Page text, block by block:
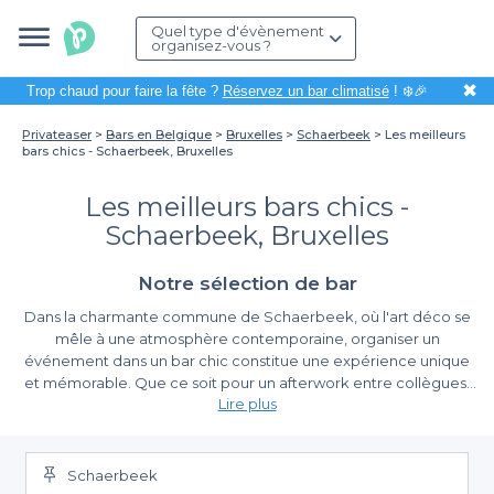
Quel type d'évènement
organisez-vous ?
Trop chaud pour faire la fête ? Réservez un bar climatisé! ❄️🎉 ✖
Privateaser Bars en Belgique Bruxelles Schaerbeek
Les meilleurs
bars chics - Schaerbeek, Bruxelles
Les meilleurs bars chics -
Schaerbeek, Bruxelles
Notre sélection de bar
Dans la charmante commune de Schaerbeek, où l'art déco se
mêle à une atmosphère contemporaine, organiser un
événement dans un bar chic constitue une expérience unique
et mémorable. Que ce soit pour un afterwork entre collègues,
un anniversaire ou une soirée entre amis, ces établissements
raffiné et convivial. Ils offrent une ambiance propice aux
échanges, tout en étant parfaitement situés à proximité de lieux
La simplicité au service de votre événement
Grâce à Privateaser, réserver un bar chic à Schaerbeek n'a
Lire plus
Schaerbeek